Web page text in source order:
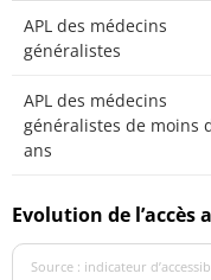
APL des médecins
généralistes
APL des médecins
généralistes de moins
ans
Evolution de l’accès
Source : indicateur